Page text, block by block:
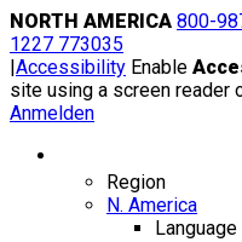
Skip
to
content
NORTH AMERICA 800-
1227 773035
|Accessibility Enable
site using a screen reader
Anmelden
Region
N. America
Language